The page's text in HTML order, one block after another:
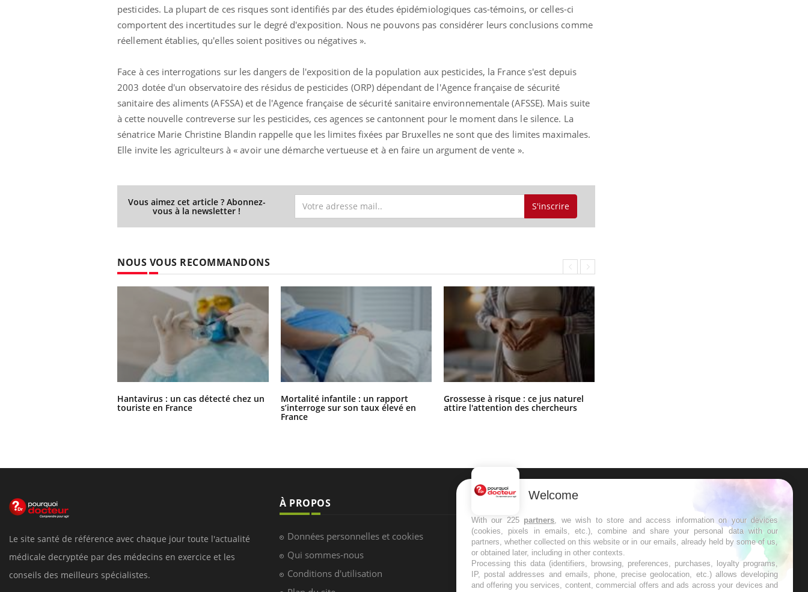
pesticides. La plupart de ces risques sont identifiés par des études épidémiologiques cas-témoins, or celles-ci
comportent des incertitudes sur le degré d'exposition. Nous ne pouvons pas considérer leurs conclusions comme
réellement établies, qu'elles soient positives ou négatives ».
Face à ces interrogations sur les dangers de l'exposition de la population aux pesticides, la France s'est depuis
2003 dotée d'un observatoire des résidus de pesticides (ORP) dépendant de l'Agence française de sécurité
sanitaire des aliments (AFSSA) et de l'Agence française de sécurité sanitaire environnementale (AFSSE). Mais suite
à cette nouvelle contreverse sur les pesticides, ces agences se cantonnent pour le moment dans le silence. La
sénatrice Marie Christine Blandin rappelle que les limites fixées par Bruxelles ne sont que des limites maximales.
Elle invite les agriculteurs à « avoir une démarche vertueuse et à en faire un argument de vente ».
Vous aimez cet article ? Abonnez-
vous à la newsletter ! S'inscrire
NOUS VOUS RECOMMANDONS
Hantavirus : un cas détecté chez un
touriste en France
Mortalité infantile : un rapport
s’interroge sur son taux élevé en
France
Grossesse à risque : ce jus naturel
attire l'attention des chercheurs
Le site santé de référence avec chaque jour toute l'actualité
médicale decryptée par des médecins en exercice et les
conseils des meilleurs spécialistes.
À PROPOS
Données personnelles et cookies
Qui sommes-nous
Conditions d'utilisation
NEWSLETTER
Recevez toutes les semaines les meilleures
infos santé
Welcome
With our 225 partners, we wish to store and access information on your devices
(cookies, pixels in emails, etc.), combine and share your personal data with our
partners, whether collected on this website or in our emails, already held by some of us,
or obtained later, including in other contexts.
Processing this data (identifiers, browsing, preferences, purchases, loyalty programs,
IP, postal addresses and emails, phone, precise geolocation, etc.) allows developing
and offering you services, content, commercial offers and ads across your devices and